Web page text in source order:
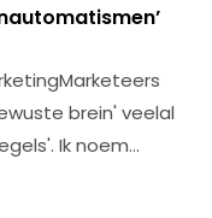
brein' veelal
Ik noem…